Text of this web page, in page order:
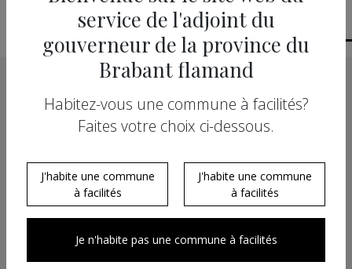
Répartition des compétences et normes
juridiques
Les articles 129 et 130 de la Constitution attribuent la
compétence pour régler l’emploi des langues dans les
établissements scolaires créés, agréés et subventionnés aux
gouvernement fédéral.
service de l'adjoint du
gouverneur de la province du
Brabant flamand
Habitez-vous une commune à facilités?
Faites votre choix ci-dessous.
J'habite une commune
à facilités
J'habite une commune
à facilités
Je n'habite pas une commune à facilités